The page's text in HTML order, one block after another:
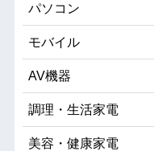
パソコン
モバイル
AV機器
調理・生活家電
美容・健康家電